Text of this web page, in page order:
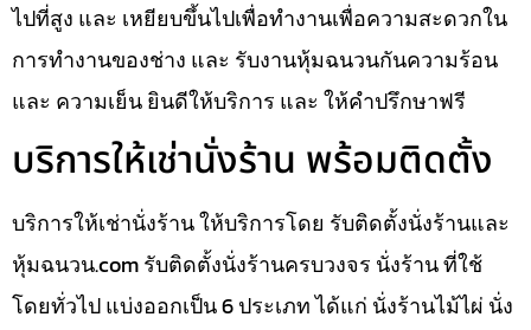
ไปที่สูง และ เหยียบขึ้นไปเพื่อทำงานเพื่อความสะดวกใน
การทำงานของช่าง และ รับงานหุ้มฉนวนกันความร้อน
และ ความเย็น ยินดีให้บริการ และ ให้คำปรึกษาฟรี
บริการให้เช่านั่งร้าน พร้อมติดตั้ง
บริการให้เช่านั่งร้าน ให้บริการโดย รับติดตั้งนั่งร้านและ
หุ้มฉนวน.com รับติดตั้งนั่งร้านครบวงจร นั่งร้าน ที่ใช้
โดยทั่วไป แบ่งออกเป็น 6 ประเภท ได้แก่ นั่งร้านไม้ไผ่ นั่ง